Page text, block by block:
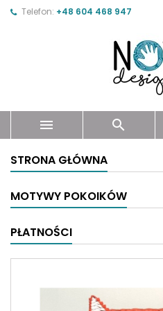
Telefon: +48 604 468 947
 
STRONA GŁÓWNA
MOTYWY POKOIKÓW
PŁATNOŚCI